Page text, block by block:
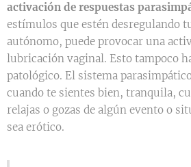
activación de respuestas
estímulos que estén desregulando
autónomo, puede provocar una
lubricación vaginal. Esto tampoco
patológico. El sistema
cuando te sientes bien, tranquila,
relajas o gozas de algún evento o
sea erótico.